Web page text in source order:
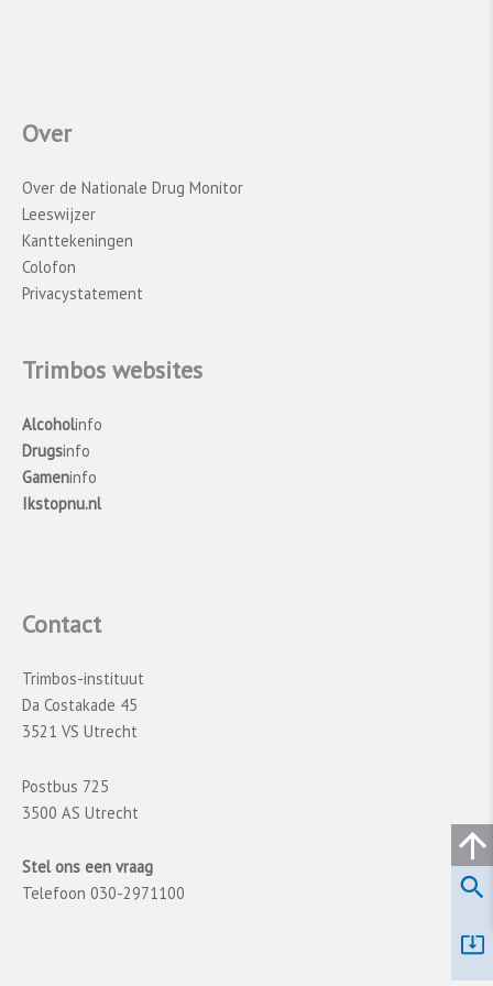
leerjaar 2 en 4 kan van invloed zijn geweest op
de schattingen van het middelengebruik.
Vergelijkingen tussen 2023 en eerdere jaren
geïnterpreteerd.
Over
Over de Nationale Drug Monitor
Leeswijzer
Kanttekeningen
Colofon
Privacystatement
Trimbos websites
Alcoholinfo
Drugsinfo
Gameninfo
Ikstopnu.nl
Contact
Trimbos-instituut
Da Costakade 45
3521 VS Utrecht
Postbus 725
3500 AS Utrecht
Stel ons een vraag
Telefoon 030-2971100